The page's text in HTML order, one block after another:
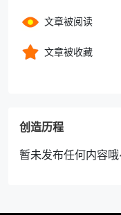
文章被阅读
文章被收藏
创造历程
暂未发布任何内容